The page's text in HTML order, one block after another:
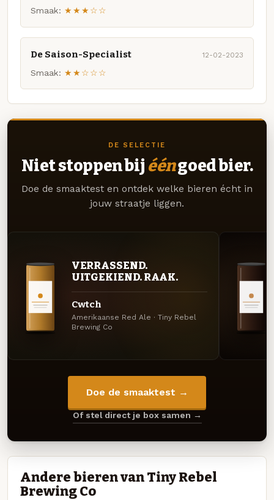
Smaak: ★★★☆☆
De Saison-Specialist 12-02-2023
Smaak: ★★☆☆☆
DE SELECTIE
Niet stoppen bij ééngoed bier.
Doe de smaaktest en ontdek welke bieren écht in
jouw straatje liggen.
VERRASSEND.
UITGEKIEND. RAAK.
Cwtch
Amerikaanse Red Ale · Tiny Rebel
Brewing Co
Doe de smaaktest →
Of stel direct je box samen →
Andere bieren van Tiny Rebel
Brewing Co